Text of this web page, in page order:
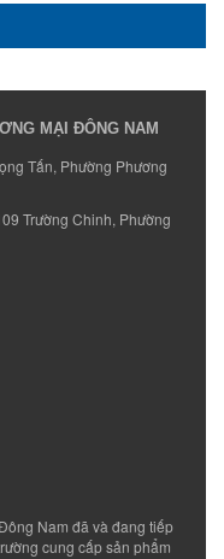
MẠI ĐÔNG NAM
Tấn, Phường Phương
Trường Chinh, Phường
Nam đã và đang tiếp
cung cấp sản phẩm